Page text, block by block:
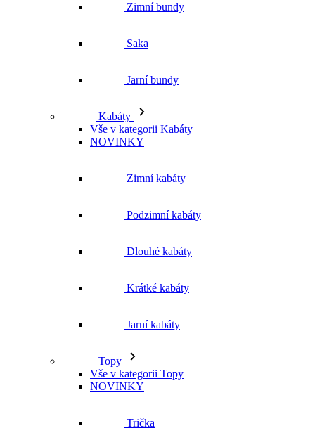
Zimní bundy
Saka
Jarní bundy
Kabáty
Vše v kategorii Kabáty
NOVINKY
Zimní kabáty
Podzimní kabáty
Dlouhé kabáty
Krátké kabáty
Jarní kabáty
Topy
Vše v kategorii Topy
NOVINKY
Trička